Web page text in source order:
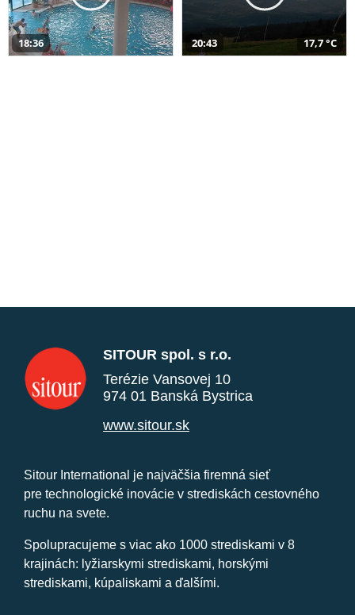
18:36 20:43 17,7 °C
SITOUR spol. s r.o.
Terézie Vansovej 10
974 01 Banská Bystrica
www.sitour.sk
Sitour International je najväčšia firemná sieť
pre technologické inovácie v strediskách cestovného
ruchu na svete.
Spolupracujeme s viac ako 1000 strediskami v 8
krajinách: lyžiarskymi strediskami, horskými
strediskami, kúpaliskami a ďalšími.